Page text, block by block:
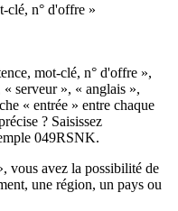
clé, n° d'offre »
mot-clé, n° d'offre »,
serveur », « anglais »,
« entrée » entre chaque
? Saisissez
049RSNK.
vous avez la possibilité de
une région, un pays ou